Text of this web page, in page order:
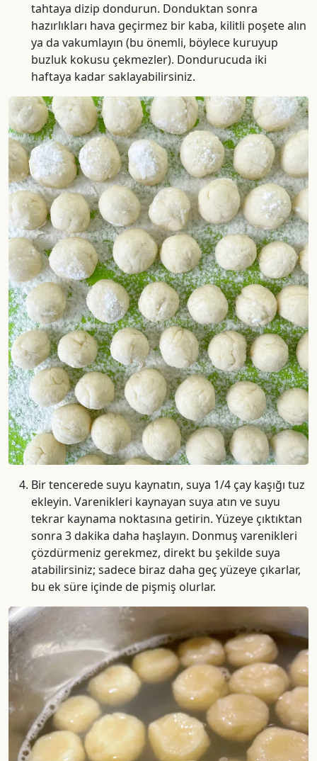
tahtaya dizip dondurun. Donduktan sonra
hazırlıkları hava geçirmez bir kaba, kilitli poşete alın
ya da vakumlayın (bu önemli, böylece kuruyup
buzluk kokusu çekmezler). Dondurucuda iki
haftaya kadar saklayabilirsiniz.
Bir tencerede suyu kaynatın, suya 1/4 çay kaşığı tuz
ekleyin. Varenikleri kaynayan suya atın ve suyu
tekrar kaynama noktasına getirin. Yüzeye çıktıktan
sonra 3 dakika daha haşlayın. Donmuş varenikleri
çözdürmeniz gerekmez, direkt bu şekilde suya
atabilirsiniz; sadece biraz daha geç yüzeye çıkarlar,
bu ek süre içinde de pişmiş olurlar.